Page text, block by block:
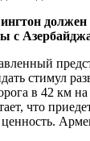
должен
с
стимул
в 42
что